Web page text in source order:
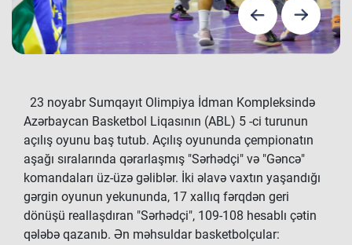
23 noyabr Sumqayıt Olimpiya İdman Kompleksində
Azərbaycan Basketbol Liqasının (ABL) 5 -ci turunun
açılış oyunu baş tutub. Açılış oyununda çempionatın
aşağı sıralarında qərarlaşmış "Sərhədçi" və "Gəncə"
komandaları üz-üzə gəliblər. İki əlavə vaxtın yaşandığı
gərgin oyunun yekununda, 17 xallıq fərqdən geri
dönüşü reallaşdıran "Sərhədçi", 109-108 hesablı çətin
qələbə qazanıb. Ən məhsuldar basketbolçular: